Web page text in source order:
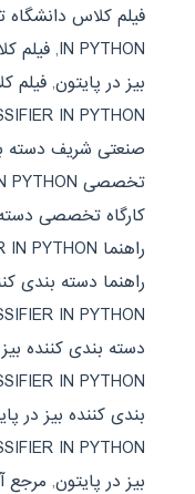
IN PYTHON
, فیلم
بیز در پایتون,
IN PYTHON
صنعتی شریف دسته
تخصصی NAIVE BAYES CLASSIFIER IN PYTHON
کارگاه تخصصی دسته
راهنما NAIVE BAYES CLASSIFIER IN PYTHON
راهنما دسته بندی
IN PYTHON
دسته بندی کننده
IN PYTHON
بندی کننده بیز در
IN PYTHON
بیز در پایتون,